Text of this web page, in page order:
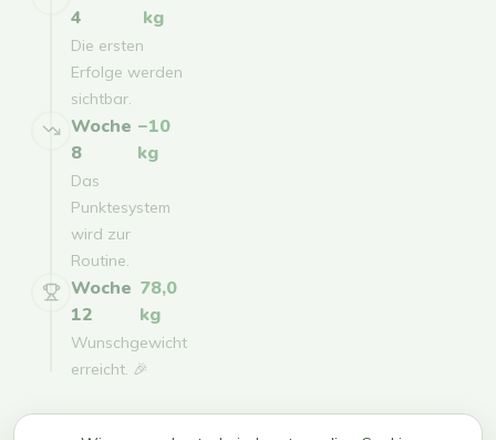
4
kg
Die ersten
Erfolge werden
sichtbar.
Woche
8
−10
kg
Das
Punktesystem
wird zur
Routine.
Woche
12
78,0
kg
Wunschgewicht
erreicht. 🎉